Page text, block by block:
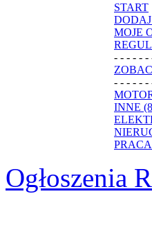
START
MOJE
- - - - - -
- - - - - -
INNE
Ogłoszenia